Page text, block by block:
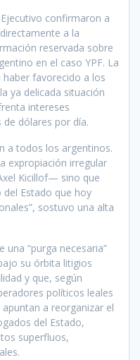
confirmaron a
a la
reservada sobre
en el caso YPF. La
favorecido a los
ya delicada situación
intereses
dólares por día.
a todos los argentinos.
expropiación irregular
Kicillof— sino que
Estado que hoy
sostuvo una alta
una “purga necesaria”
su órbita litigios
y que, según
políticos leales
a reorganizar el
del Estado,
superfluos,